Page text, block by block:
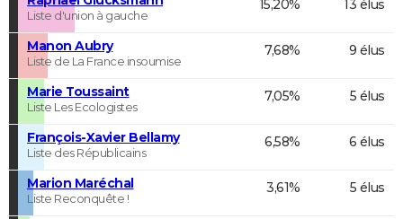
Liste d'union à gauche
15,20% 13 élus
Manon Aubry
Liste de La France insoumise
7,68% 9 élus
Marie Toussaint
Liste Les Ecologistes
7,05% 5 élus
François-Xavier Bellamy
Liste des Républicains
6,58% 6 élus
Marion Maréchal
Liste Reconquête !
3,61% 5 élus